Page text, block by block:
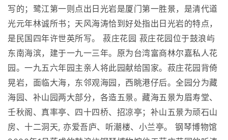
写的；鹭江第一则点出日光岩是厦门第一胜景，是清代道
光元年林诚所书；天风海涛恰到好处指出日光岩的特点，
是民国四年许世英所写。 菽庄花园 菽庄花园位于鼓浪屿
东南海滨，建于一九一三年。原为台湾富商林尔嘉私人花
园。一九五六年园主亲人将此园献给国家。菽庄花园背倚
晃岩，面临大海，东邻观海园，西眺港仔后。全园分为藏
海园、补山园两大部分，各造五景。藏海五景为眉寿堂、
壬秋阁、真率亭、四十四桥、招凉亭；补山五景为顽石山
房、十二洞天, 亦爱吾庐、听潮楼、小兰亭。 钢琴博物馆